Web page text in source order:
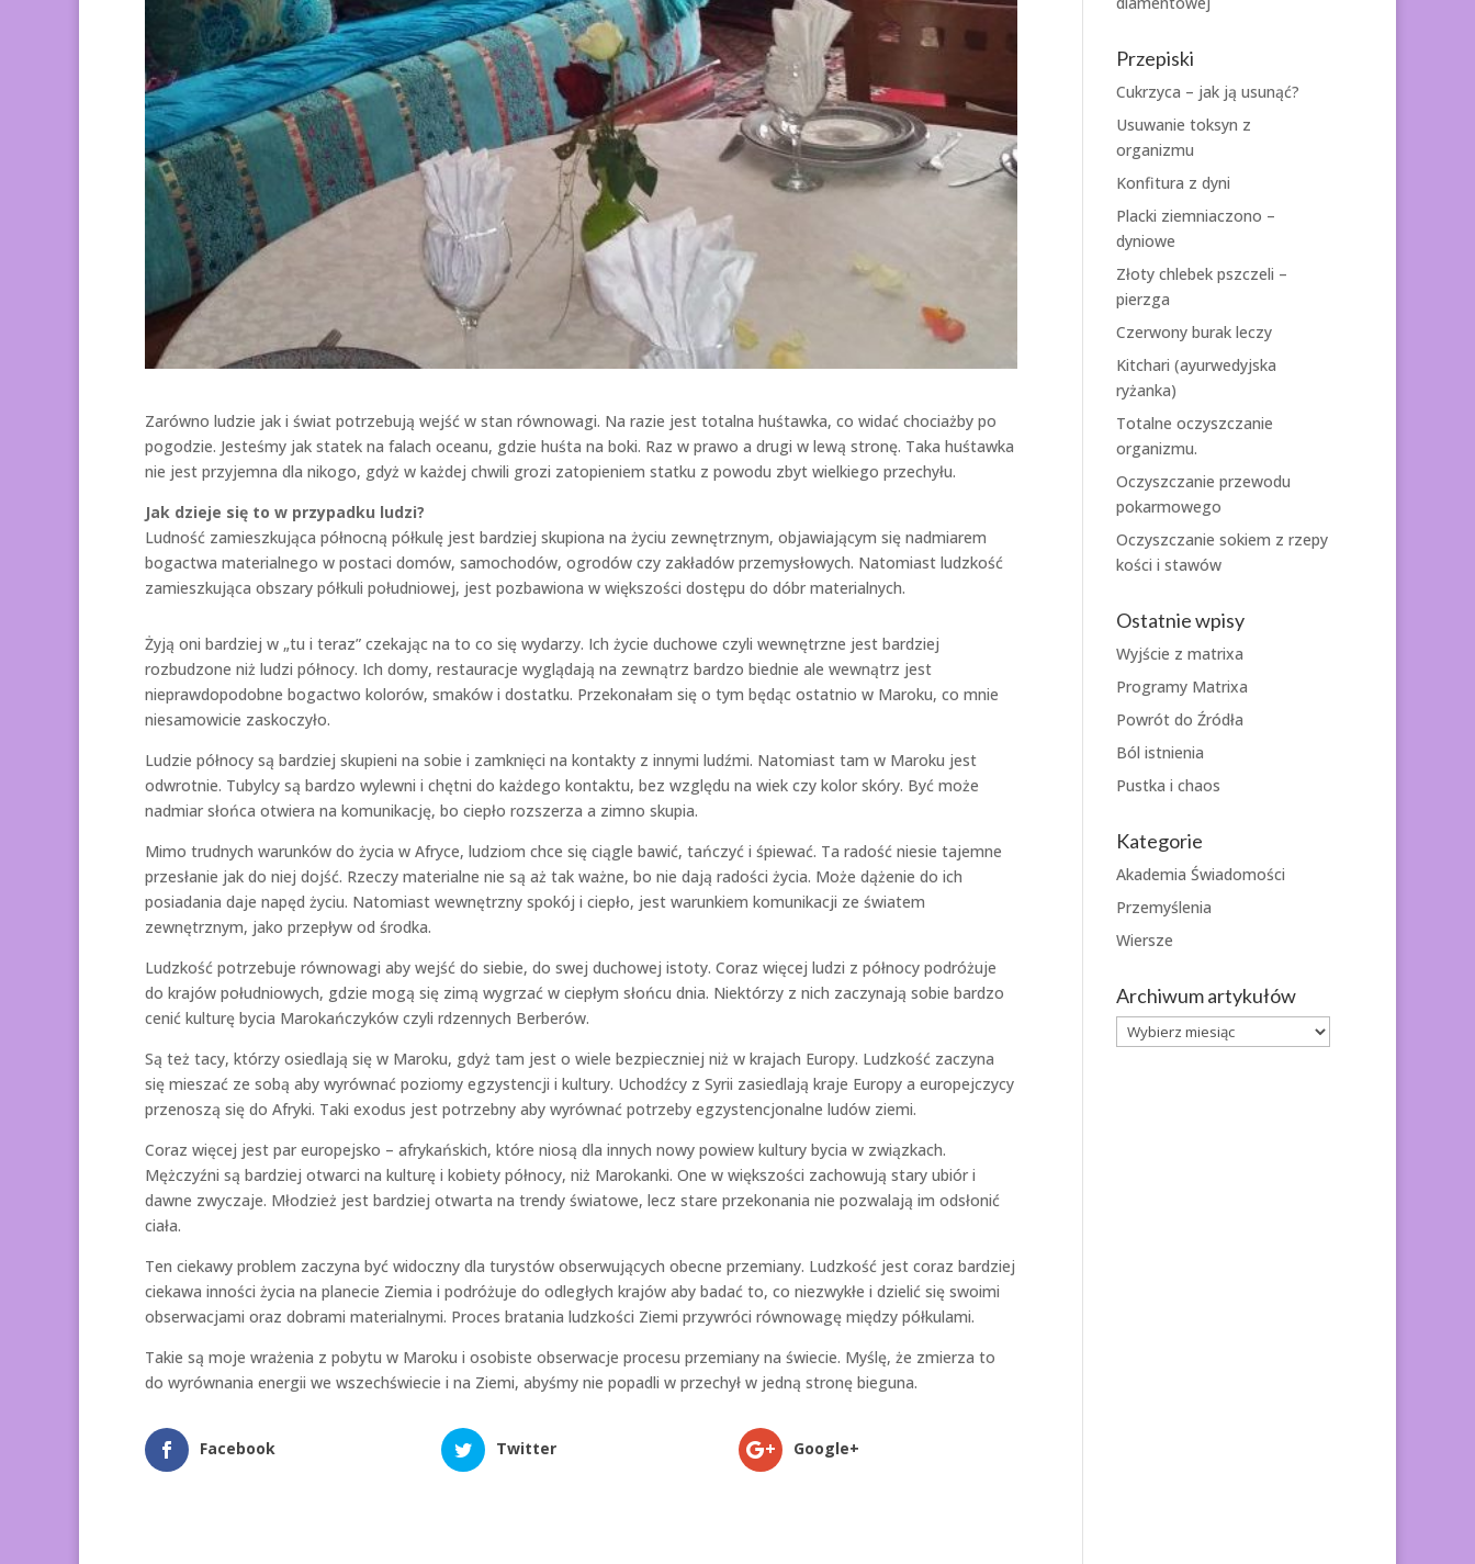
Zarówno ludzie jak i świat potrzebują wejść w stan równowagi. Na razie jest totalna huśtawka, co widać chociażby po
pogodzie. Jesteśmy jak statek na falach oceanu, gdzie huśta na boki. Raz w prawo a drugi w lewą stronę. Taka huśtawka
nie jest przyjemna dla nikogo, gdyż w każdej chwili grozi zatopieniem statku z powodu zbyt wielkiego przechyłu.
Jak dzieje się to w przypadku ludzi?
Ludność zamieszkująca północną półkulę jest bardziej skupiona na życiu zewnętrznym, objawiającym się nadmiarem
bogactwa materialnego w postaci domów, samochodów, ogrodów czy zakładów przemysłowych. Natomiast ludzkość
zamieszkująca obszary półkuli południowej, jest pozbawiona w większości dostępu do dóbr materialnych.
Żyją oni bardziej w „tu i teraz” czekając na to co się wydarzy. Ich życie duchowe czyli wewnętrzne jest bardziej
rozbudzone niż ludzi północy. Ich domy, restauracje wyglądają na zewnątrz bardzo biednie ale wewnątrz jest
nieprawdopodobne bogactwo kolorów, smaków i dostatku. Przekonałam się o tym będąc ostatnio w Maroku, co mnie
niesamowicie zaskoczyło.
Ludzie północy są bardziej skupieni na sobie i zamknięci na kontakty z innymi ludźmi. Natomiast tam w Maroku jest
odwrotnie. Tubylcy są bardzo wylewni i chętni do każdego kontaktu, bez względu na wiek czy kolor skóry. Być może
nadmiar słońca otwiera na komunikację, bo ciepło rozszerza a zimno skupia.
Mimo trudnych warunków do życia w Afryce, ludziom chce się ciągle bawić, tańczyć i śpiewać. Ta radość niesie tajemne
przesłanie jak do niej dojść. Rzeczy materialne nie są aż tak ważne, bo nie dają radości życia. Może dążenie do ich
posiadania daje napęd życiu. Natomiast wewnętrzny spokój i ciepło, jest warunkiem komunikacji ze światem
zewnętrznym, jako przepływ od środka.
Ludzkość potrzebuje równowagi aby wejść do siebie, do swej duchowej istoty. Coraz więcej ludzi z północy podróżuje
do krajów południowych, gdzie mogą się zimą wygrzać w ciepłym słońcu dnia. Niektórzy z nich zaczynają sobie bardzo
cenić kulturę bycia Marokańczyków czyli rdzennych Berberów.
Są też tacy, którzy osiedlają się w Maroku, gdyż tam jest o wiele bezpieczniej niż w krajach Europy. Ludzkość zaczyna
się mieszać ze sobą aby wyrównać poziomy egzystencji i kultury. Uchodźcy z Syrii zasiedlają kraje Europy a europejczycy
przenoszą się do Afryki. Taki exodus jest potrzebny aby wyrównać potrzeby egzystencjonalne ludów ziemi.
Coraz więcej jest par europejsko – afrykańskich, które niosą dla innych nowy powiew kultury bycia w związkach.
Mężczyźni są bardziej otwarci na kulturę i kobiety północy, niż Marokanki. One w większości zachowują stary ubiór i
dawne zwyczaje. Młodzież jest bardziej otwarta na trendy światowe, lecz stare przekonania nie pozwalają im odsłonić
ciała.
Ten ciekawy problem zaczyna być widoczny dla turystów obserwujących obecne przemiany. Ludzkość jest coraz bardziej
ciekawa inności życia na planecie Ziemia i podróżuje do odległych krajów aby badać to, co niezwykłe i dzielić się swoimi
obserwacjami oraz dobrami materialnymi. Proces bratania ludzkości Ziemi przywróci równowagę między półkulami.
Takie są moje wrażenia z pobytu w Maroku i osobiste obserwacje procesu przemiany na świecie. Myślę, że zmierza to
do wyrównania energii we wszechświecie i na Ziemi, abyśmy nie popadli w przechył w jedną stronę bieguna.
Facebook Twitter Google+
Przepiski
Cukrzyca – jak ją usunąć?
Usuwanie toksyn z
organizmu
Konfitura z dyni
Placki ziemniaczono –
dyniowe
Złoty chlebek pszczeli –
pierzga
Czerwony burak leczy
Kitchari (ayurwedyjska
ryżanka)
Totalne oczyszczanie
organizmu.
Oczyszczanie przewodu
pokarmowego
Oczyszczanie sokiem z rzepy
kości i stawów
Ostatnie wpisy
Wyjście z matrixa
Programy Matrixa
Powrót do Źródła
Ból istnienia
Pustka i chaos
Kategorie
Akademia Świadomości
Przemyślenia
Wiersze
Archiwum artykułów
Archiwum
artykułów